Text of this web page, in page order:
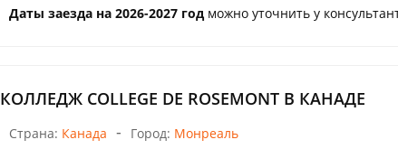
Даты заезда на 2026-2027 год можно уточнить у
КОЛЛЕДЖ COLLEGE DE ROSEMONT В КАНАДЕ
Страна: Канада - Город: Монреаль